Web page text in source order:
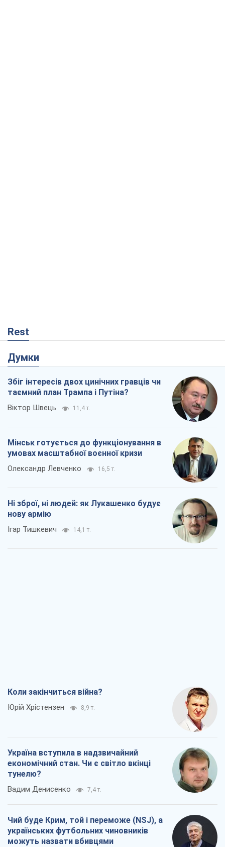
Rest
Думки
Збіг інтересів двох цинічних гравців чи
таємний план Трампа і Путіна?
Віктор Швець 11,4 т.
Мінськ готується до функціонування в
умовах масштабної воєнної кризи
Олександр Левченко 16,5 т.
Ні зброї, ні людей: як Лукашенко будує
нову армію
Ігар Тишкевич 14,1 т.
Коли закінчиться війна?
Юрій Хрістензен 8,9 т.
Україна вступила в надзвичайний
економічний стан. Чи є світло вкінці
тунелю?
Вадим Денисенко 7,4 т.
Чий буде Крим, той і переможе (NSJ), а
українських футбольних чиновників
можуть назвати вбивцями